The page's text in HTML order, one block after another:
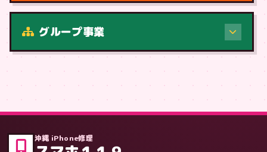
症状・内容から
グループ事業
沖縄 iPhone修理